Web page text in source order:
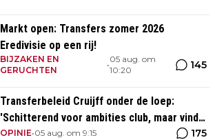
Markt open: Transfers zomer 2026
Eredivisie op een rij!
BIJZAKEN EN
GERUCHTEN
•
05 aug. om
10:20
145
Transferbeleid Cruijff onder de loep:
'Schitterend voor ambities club, maar vind
het heel opvallend'
OPINIE•05 aug. om 9:15 175